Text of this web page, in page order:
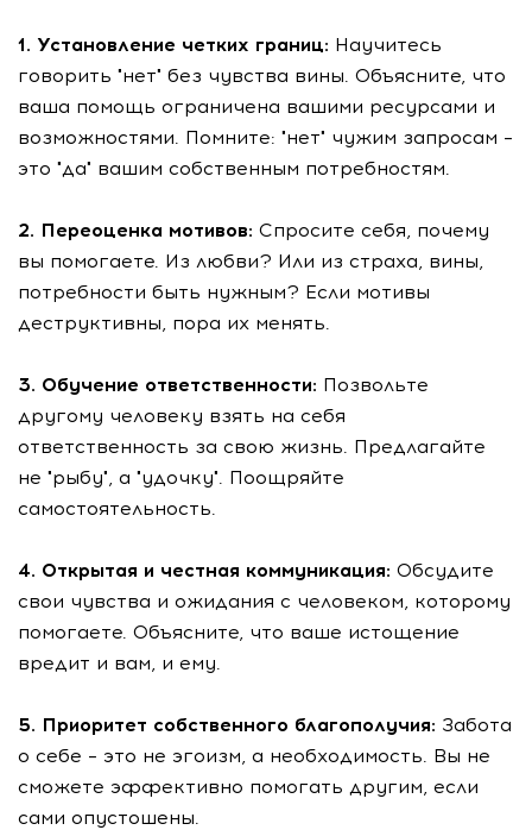
1. Установление четких границ: Научитесь
говорить "нет" без чувства вины. Объясните, что
ваша помощь ограничена вашими ресурсами и
возможностями. Помните: "нет" чужим запросам –
это "да" вашим собственным потребностям.
2. Переоценка мотивов: Спросите себя, почему
вы помогаете. Из любви? Или из страха, вины,
потребности быть нужным? Если мотивы
деструктивны, пора их менять.
3. Обучение ответственности: Позвольте
другому человеку взять на себя
ответственность за свою жизнь. Предлагайте
не "рыбу", а "удочку". Поощряйте
самостоятельность.
4. Открытая и честная коммуникация: Обсудите
свои чувства и ожидания с человеком, которому
помогаете. Объясните, что ваше истощение
вредит и вам, и ему.
5. Приоритет собственного благополучия: Забота
о себе – это не эгоизм, а необходимость. Вы не
сможете эффективно помогать другим, если
сами опустошены.